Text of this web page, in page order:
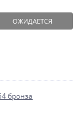
ОЖИДАЕТСЯ
бронза